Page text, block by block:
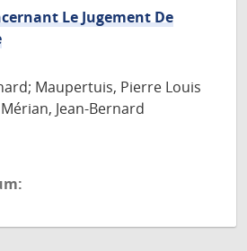
Le Jugement De
Maupertuis, Pierre Louis
Jean-Bernard